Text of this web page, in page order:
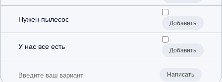
Нужен пылесос Добавить
У нас все есть Добавить
Написать